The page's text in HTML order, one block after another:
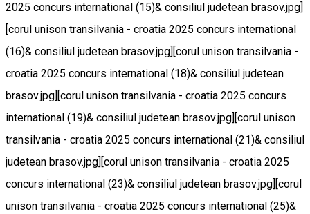
2025 concurs international (15)& consiliul judetean brasov.jpg]
[corul unison transilvania - croatia 2025 concurs international
(16)& consiliul judetean brasov.jpg][corul unison transilvania -
croatia 2025 concurs international (18)& consiliul judetean
brasov.jpg][corul unison transilvania - croatia 2025 concurs
international (19)& consiliul judetean brasov.jpg][corul unison
transilvania - croatia 2025 concurs international (21)& consiliul
judetean brasov.jpg][corul unison transilvania - croatia 2025
concurs international (23)& consiliul judetean brasov.jpg][corul
unison transilvania - croatia 2025 concurs international (25)&